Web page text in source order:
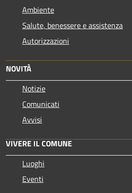
Ambiente
Salute, benessere e assistenza
Autorizzazioni
NOVITÀ
Notizie
Comunicati
Avvisi
VIVERE IL COMUNE
Luoghi
Eventi